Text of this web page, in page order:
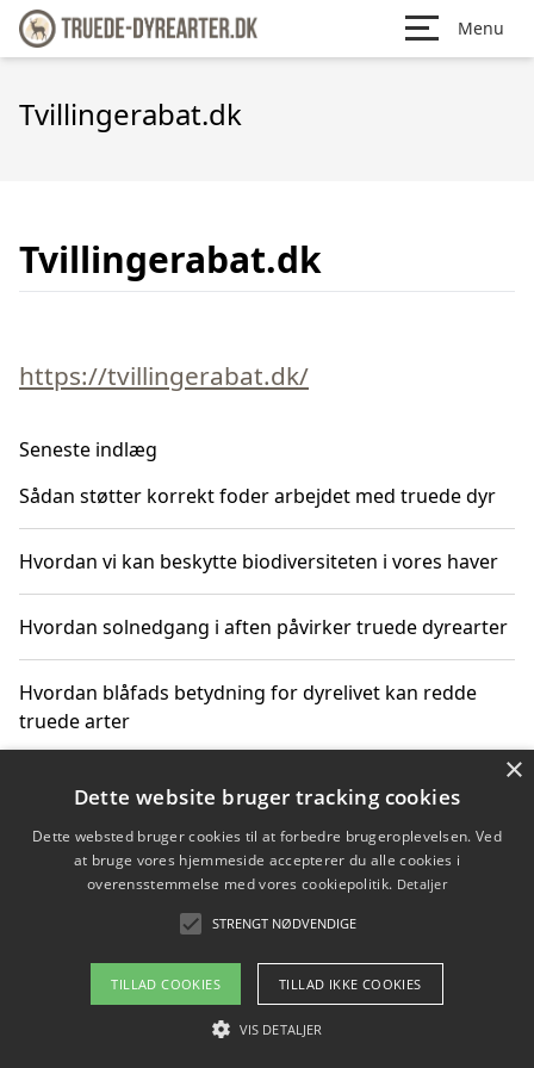
Menu
Tvillingerabat.dk
Tvillingerabat.dk
https://tvillingerabat.dk/
Seneste indlæg
Sådan støtter korrekt foder arbejdet med truede dyr
Hvordan vi kan beskytte biodiversiteten i vores haver
Hvordan solnedgang i aften påvirker truede dyrearter
Hvordan blåfads betydning for dyrelivet kan redde
truede arter
Hvordan kan gaver til unge voksne støtte bevarelsen
Copyright 2026 - Pilanto Aps
Om / kontakt
Blog Betingelser
×
Dette website bruger tracking cookies
Dette websted bruger cookies til at forbedre brugeroplevelsen. Ved
at bruge vores hjemmeside accepterer du alle cookies i
overensstemmelse med vores cookiepolitik. Detaljer
STRENGT NØDVENDIGE
TILLAD COOKIES TILLAD IKKE COOKIES
VIS DETALJER